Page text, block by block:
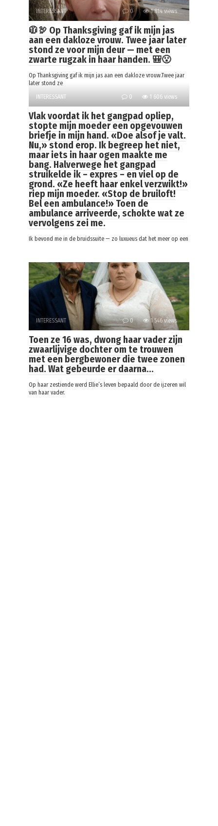
INTERESSANT 0 1 814 views
🧥🦃 Op Thanksgiving gaf ik mijn jas
aan een dakloze vrouw. Twee jaar later
stond ze voor mijn deur — met een
zwarte rugzak in haar handen. 🎒😮
Op Thanksgiving gaf ik mijn jas aan een dakloze vrouw.Twee jaar
later stond ze
INTERESSANT
0 1 606 views
Vlak voordat ik het gangpad opliep,
stopte mijn moeder een opgevouwen
briefje in mijn hand. «Doe alsof je valt.
Nu,» stond erop. Ik begreep het niet,
maar iets in haar ogen maakte me
bang. Halverwege het gangpad
struikelde ik – expres – en viel op de
grond. «Ze heeft haar enkel verzwikt!»
riep mijn moeder. «Stop de bruiloft!
Bel een ambulance!» Toen de
ambulance arriveerde, schokte wat ze
vervolgens zei me.
Ik bevond me in de bruidssuite — zo luxueus dat het meer op een
INTERESSANT 0 1 546 views
Toen ze 16 was, dwong haar vader zijn
zwaarlijvige dochter om te trouwen
met een bergbewoner die twee zonen
had. Wat gebeurde er daarna…
Op haar zestiende werd Ellie’s leven bepaald door de ijzeren wil
van haar vader.